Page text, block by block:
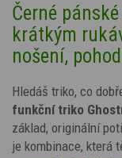
Černé
krátkým
nošení,
Hledáš triko, co
funkční triko
základ, originální
je kombinace, která